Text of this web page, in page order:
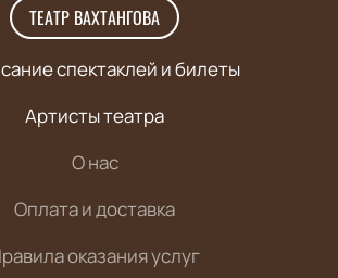
ТЕАТР ВАХТАНГОВА
спектаклей и билеты
Артисты театра
О нас
Оплата и доставка
оказания услуг